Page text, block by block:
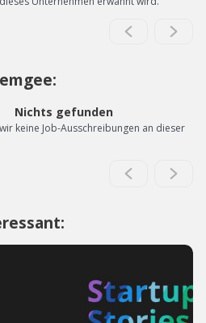
Nichts gefunden
keine Job-Ausschreibungen an dieser